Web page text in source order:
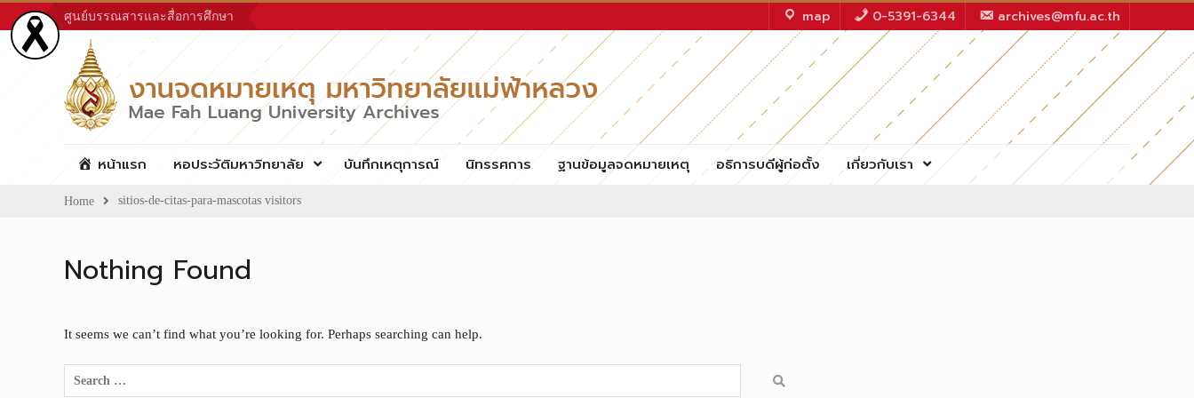
to
content
ศูนย์บรรณสารและสื่อการศึกษา map 0-5391-6344 archives@mfu.ac.th
หน้าแรก หอประวัติมหาวิทยาลัย บันทึกเหตุการณ์ นิทรรศการ ฐานข้อมูลจดหมายเหตุ อธิการบดีผู้ก่อตั้ง เกี่ยวกับเรา
Home sitios-de-citas-para-mascotas visitors
Nothing Found
It seems we can’t find what you’re looking for. Perhaps searching can help.
Search
for: